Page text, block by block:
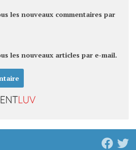
les nouveaux commentaires par
les nouveaux articles par e-mail.